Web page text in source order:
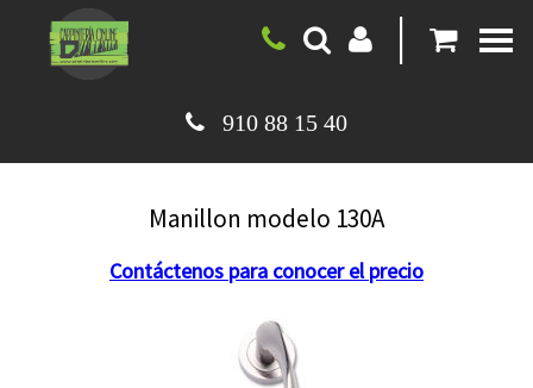
|
910 88 15 40
Manillon modelo 130A
Contáctenos para conocer el precio